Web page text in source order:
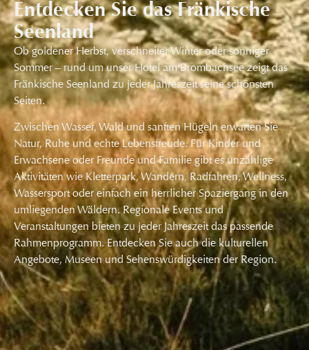
Entdecken Sie das Fränkische
Seenland
Ob goldener Herbst, verschneiter Winter oder sonniger
Sommer – rund um unser Hotel am Brombachsee zeigt das
Fränkische Seenland zu jeder Jahreszeit seine schönsten
Seiten.
Zwischen Wasser, Wald und sanften Hügeln erwarten Sie
Natur, Ruhe und echte Lebensfreude. Für Kinder und
Erwachsene oder Freunde und Familie gibt es unzählige
Aktivitäten wie Kletterpark, Wandern, Radfahren, Wellness,
Wassersport oder einfach ein herrlicher Spaziergang in den
umliegenden Wäldern. Regionale Events und
Veranstaltungen bieten zu jeder Jahreszeit das passende
Rahmenprogramm. Entdecken Sie auch die kulturellen
Angebote, Museen und Sehenswürdigkeiten der Region.